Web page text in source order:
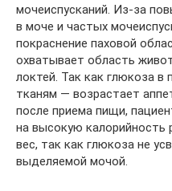
мочеиспусканий. Из-за
в моче и частых
покраснение паховой
охватывает область
локтей. Так как глюкоза
тканям — возрастает
после приема пищи,
на высокую калорийность
вес, так как глюкоза не
выделяемой мочой.